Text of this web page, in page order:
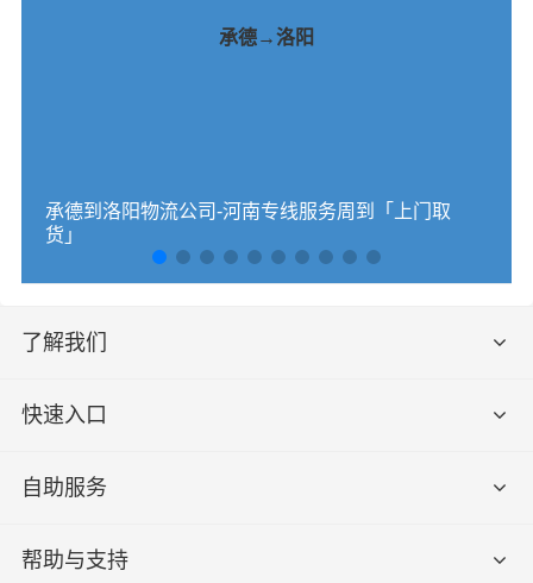
承德→洛阳
承德到洛阳物流公司-河南专线服务周到「上门取
货」
了解我们
快速入口
自助服务
帮助与支持